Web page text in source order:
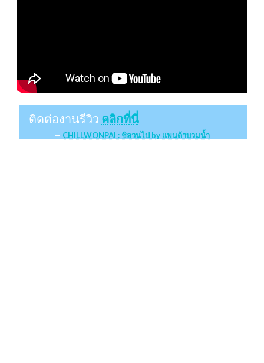
ติดต่องานรีวิว คลิกที่นี่
CHILLWONPAI : ชิลวนไป by แพนด้าบวมน้ำ